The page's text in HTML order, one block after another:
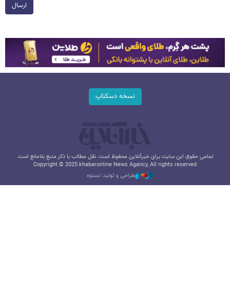
ارسال
نسخه دسکتاپ
تمامی حقوق این سایت برای خبرآنلاین محفوظ است. نقل مطالب با ذکر منبع بلامانع است.
Copyright © 2025 khabaronline News Agancy, All rights reserved
طراحی و تولید: نستوه